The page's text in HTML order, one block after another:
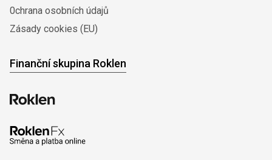
0chrana osobních údajů
Zásady cookies (EU)
Finanční skupina Roklen